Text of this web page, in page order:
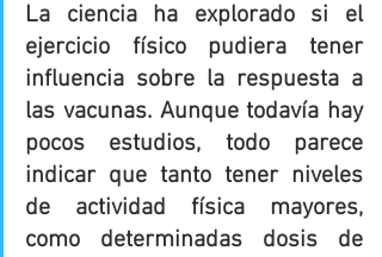
La ciencia ha explorado si el
ejercicio físico pudiera tener
influencia sobre la respuesta a
las vacunas. Aunque todavía hay
pocos estudios, todo parece
indicar que tanto tener niveles
de actividad física mayores,
como determinadas dosis de